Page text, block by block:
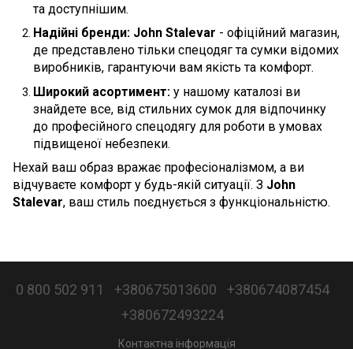
та доступнішим.
Надійні бренди: John Stalevar - офіційний магазин,
де представлено тільки спецодяг та сумки відомих
виробників, гарантуючи вам якість та комфорт.
Широкий асортимент: у нашому каталозі ви
знайдете все, від стильних сумок для відпочинку
до професійного спецодягу для роботи в умовах
підвищеної небезпеки.
Нехай ваш образ вражає професіоналізмом, а ви
відчуваєте комфорт у будь-якій ситуації. З John
Stalevar, ваш стиль поєднується з функціональністю.
0 800 502 911 +380675013600
+380674087454
+380672493224
Контактна інформація